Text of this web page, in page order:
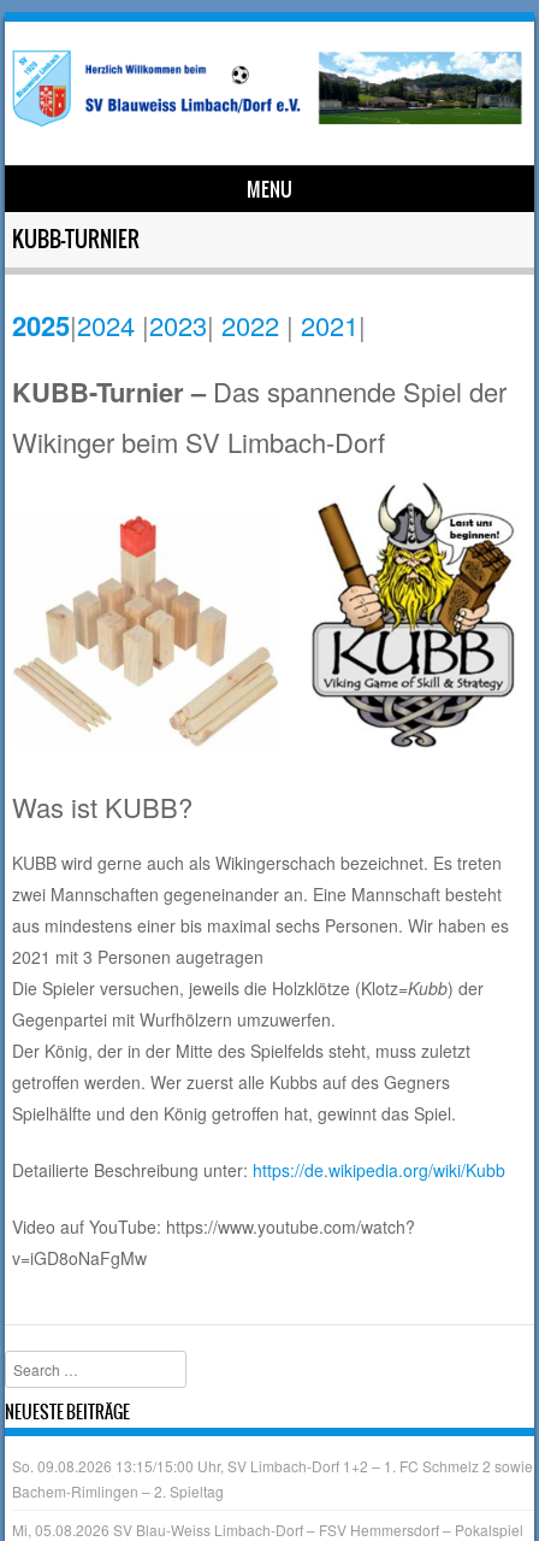
MENU
Skip to content
KUBB-TURNIER
2025|2024 |2023| 2022 | 2021|
KUBB-Turnier – Das spannende Spiel der
Wikinger beim SV Limbach-Dorf
Was ist KUBB?
KUBB wird gerne auch als Wikingerschach bezeichnet. Es treten
zwei Mannschaften gegeneinander an. Eine Mannschaft besteht
aus mindestens einer bis maximal sechs Personen. Wir haben es
2021 mit 3 Personen augetragen
Die Spieler versuchen, jeweils die Holzklötze (Klotz=Kubb) der
Gegenpartei mit Wurfhölzern umzuwerfen.
Der König, der in der Mitte des Spielfelds steht, muss zuletzt
getroffen werden. Wer zuerst alle Kubbs auf des Gegners
Spielhälfte und den König getroffen hat, gewinnt das Spiel.
Detailierte Beschreibung unter: https://de.wikipedia.org/wiki/Kubb
Video auf YouTube: https://www.youtube.com/watch?
v=iGD8oNaFgMw
Search
NEUESTE BEITRÄGE
So. 09.08.2026 13:15/15:00 Uhr, SV Limbach-Dorf 1+2 – 1. FC Schmelz 2 sowie
Bachem-Rimlingen – 2. Spieltag
Mi, 05.08.2026 SV Blau-Weiss Limbach-Dorf – FSV Hemmersdorf – Pokalspiel